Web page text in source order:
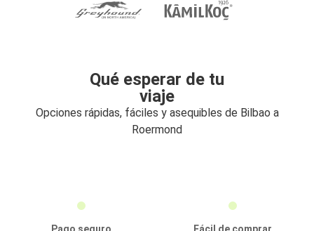
Qué esperar de tu
viaje
Opciones rápidas, fáciles y asequibles de Bilbao a
Roermond